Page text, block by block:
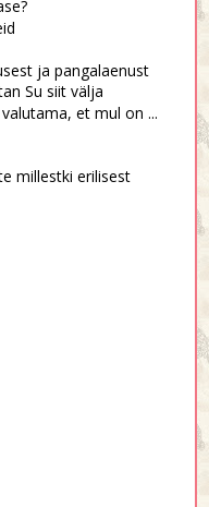
ja pangalaenust
Su siit välja
et mul on ...
millestki erilisest